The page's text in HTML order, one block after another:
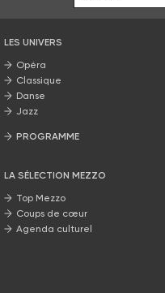
LES UNIVERS
Opéra
Classique
Danse
Jazz
PROGRAMME
LA SÉLECTION MEZZO
Top Mezzo
Coups de cœur
Agenda culturel